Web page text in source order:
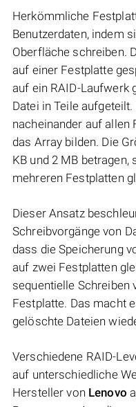
Herkömmliche
Benutzerdaten, indem
Oberfläche schreiben.
auf einer Festplatte
auf ein RAID-Laufwerk
Datei in Teile
nacheinander auf allen
das Array bilden. Die
KB und 2 MB
mehreren Festplatten
Dieser Ansatz
Schreibvorgänge von
dass die Speicherung
auf zwei Festplatten
sequentielle Schreiben
Festplatte. Das macht
gelöschte Dateien
Verschiedene RAID-
auf unterschiedliche
Hersteller von Lenovo